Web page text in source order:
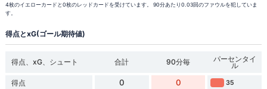
4枚のイエローカードと0枚のレッドカードを受けています。 90分あたり0.03回のファウルを犯していま
す。
得点とxG(ゴール期待値)
得点、xG、シュート 合計 90分毎 パーセンタイ
ル
得点
0 0 35